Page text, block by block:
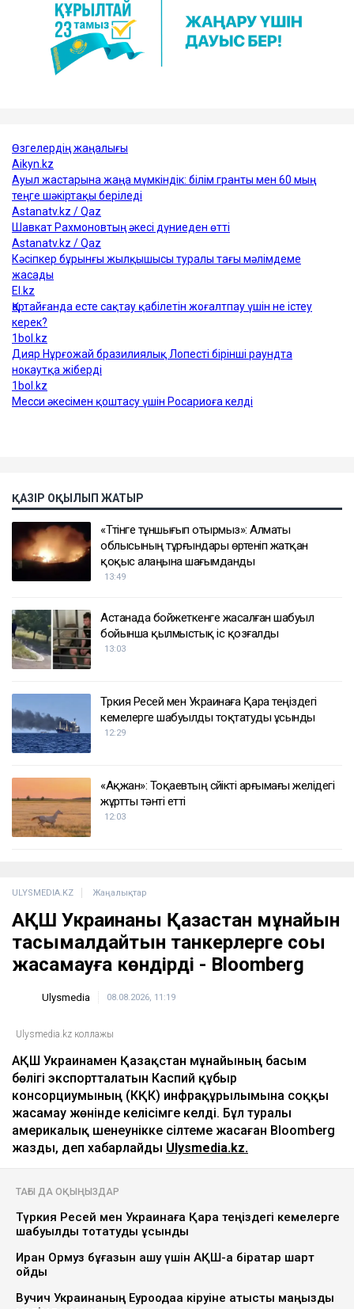
«Түтінге тұншығып отырмыз»: Алматы
облысының тұрғындары өртеніп жатқан
Астанада бойжеткенге жасалған шабуыл
бойынша қылмыстық іс қозғалды
кемелерге шабуылды тоқтатуды ұсынды
12:29
«Ақжан»: Тоқаевтың сүйікті арғымағы желідегі
12:03
ULYSMEDIA.KZ Жаңалықтар
АҚШ Украинаны Қазақстан мұнайын
тасымалдайтын танкерлерге соққы
жасамауға көндірді - Bloomberg
Ulysmedia.kz коллажы
АҚШ Украинамен Қазақстан мұнайының басым
бөлігі экспортталатын Каспий құбыр
консорциумының (КҚК) инфрақұрылымына соққы
жасамау жөнінде келісімге келді. Бұл туралы